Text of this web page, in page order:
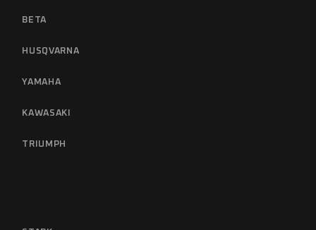
BETA
HUSQVARNA
YAMAHA
KAWASAKI
TRIUMPH